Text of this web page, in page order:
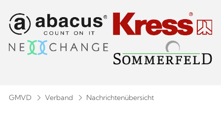
GMVD Verband Nachrichtenübersicht